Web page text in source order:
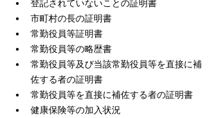
登記されていないことの証明書
市町村の長の証明書
常勤役員等証明書
常勤役員等の略歴書
常勤役員等及び当該常勤役員等を直接に補
佐する者の証明書
常勤役員等を直接に補佐する者の証明書
健康保険等の加入状況